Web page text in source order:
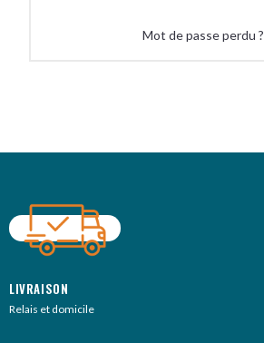
Mot de passe perdu ?
LIVRAISON
Relais et domicile